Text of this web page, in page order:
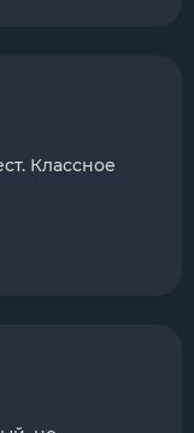
Классное